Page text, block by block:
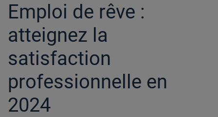
Emploi de rêve :
atteignez la
satisfaction
professionnelle en
2024